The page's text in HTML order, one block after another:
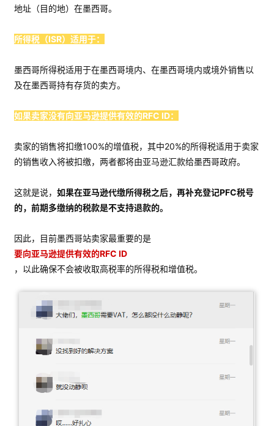
地址（目的地）在墨西哥。
所得税（ISR）适用于：
墨西哥所得税适用于在墨西哥境内、在墨西哥境内或境外销售以
及在墨西哥持有存货的卖方。
如果卖家没有向亚马逊提供有效的RFC ID：
卖家的销售将扣缴100%的增值税，其中20%的所得税适用于卖家
的销售收入将被扣缴，两者都将由亚马逊汇款给墨西哥政府。
这就是说， 如果在亚马逊代缴所得税之后，再补充登记PFC税号
的，前期多缴纳的税款是不支持退款的。
因此，目前墨西哥站卖家最重要的是
要向亚马逊提供有效的RFC ID
，以此确保不会被收取高税率的所得税和增值税。